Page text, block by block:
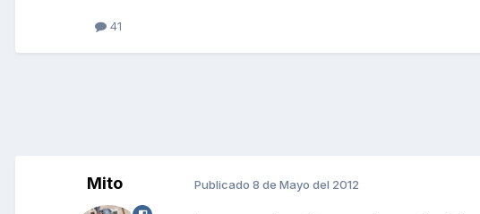
41
Mito Publicado 8 de Mayo del 2012